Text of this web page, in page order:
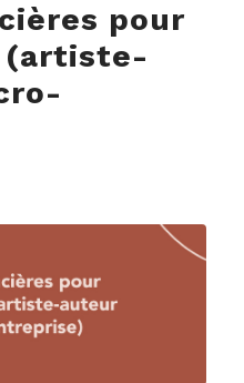
pour
(artiste-